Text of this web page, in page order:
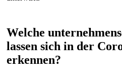
Welche
lassen sich in der
erkennen?